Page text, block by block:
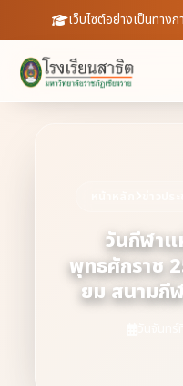
เว็บไซต์อย่างเป็นทาง
ประวัติความเป็นมา
บุคลากร
สถิตินักเรียน
ประชาสัมพันธ์
ข่าวสารจากโรงเรียน
สายตรงผู้อำนวยการ
วันกีฬาแ
พุทธศักราช
ยม สนามกี